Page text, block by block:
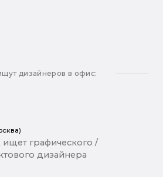
дизайнеров в офис:
ищет графического /
дизайнера